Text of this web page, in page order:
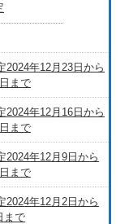
2024年12月23日から
まで
2024年12月16日から
まで
2024年12月9日から
まで
2024年12月2日から
まで